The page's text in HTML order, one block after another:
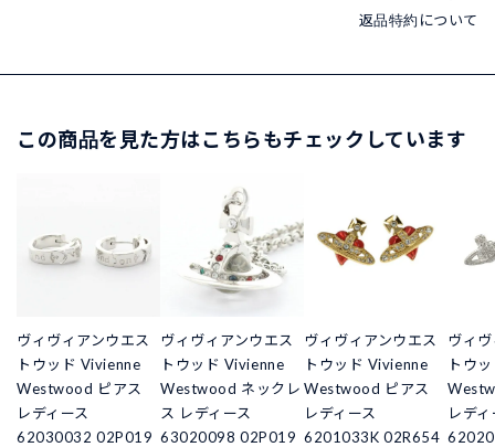
返品特約について
この商品を見た方はこちらもチェックしています
ヴィヴィアンウエス
トウッド Vivienne
Westwood ピアス
レディース
62030032 02P019
ヴィヴィアンウエス
トウッド Vivienne
Westwood ネックレ
ス レディース
63020098 02P019
ヴィヴィアンウエス
トウッド Vivienne
Westwood ピアス
レディース
6201033K 02R654
ヴィ
トウ
レデ